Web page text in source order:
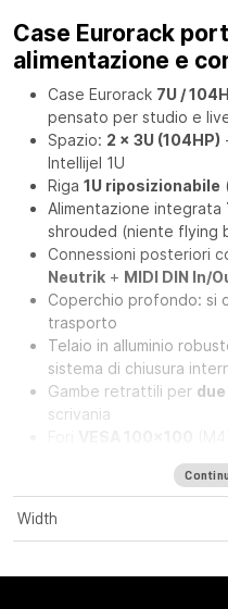
Case Eurorack
alimentazione e
Case Eurorack 7U /
pensato per studio e
Spazio: 2 x 3U (104HP)
Intellijel 1U
Riga 1U riposizionabile
Alimentazione integrata
shrouded (niente flying
Connessioni posteriori
Neutrik + MIDI DIN In/
Coperchio profondo: si
trasporto
Telaio in alluminio
sistema di chiusura
Gambe retrattili per
scrivania
a 14U, accessorio
Intellijel 7U
Width